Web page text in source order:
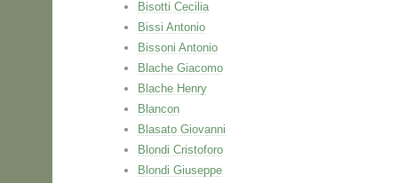
Bisotti Cecilia
Bissi Antonio
Bissoni Antonio
Blache Giacomo
Blache Henry
Blancon
Blasato Giovanni
Blondi Cristoforo
Blondi Giuseppe